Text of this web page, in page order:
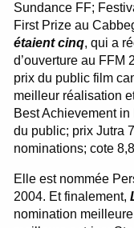
Sundance FF;
First Prize au
étaient cinq, qui a
d’ouverture au FFM
prix du public film
meilleur réalisation
Best Achievement
du public; prix Jutra
nominations; cote
Elle est nommée
2004. Et finalement,
nomination